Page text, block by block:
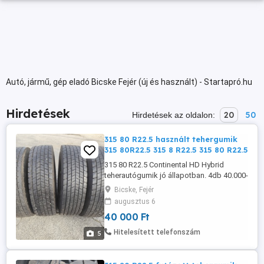
Autó, jármű, gép eladó Bicske Fejér (új és használt) - Startapró.hu
Hirdetések Hirdetések az oldalon: 20 50
5
315 80 R22.5 használt tehergumik
315 80R22.5 315 8 R22.5 315 80 R22.5
315 80 R22.5 Continental HD Hybrid
teherautógumik jó állapotban. 4db 40.000-
db tel. 06_30_68_45_119 Bicske google
kereső kulcsszavak: használt tehergumi
használt húzó gumi használt tehergumi
használt kamion kerék profil
teherautógumi gumi abroncs olcsó ...
Bicske, Fejér
augusztus 6
40 000 Ft
Hitelesített telefonszám